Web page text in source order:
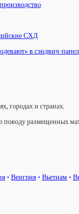
СХД
в сэндвич-
городах и странах.
поводу размещенных
• Венгрия • Вьетнам •